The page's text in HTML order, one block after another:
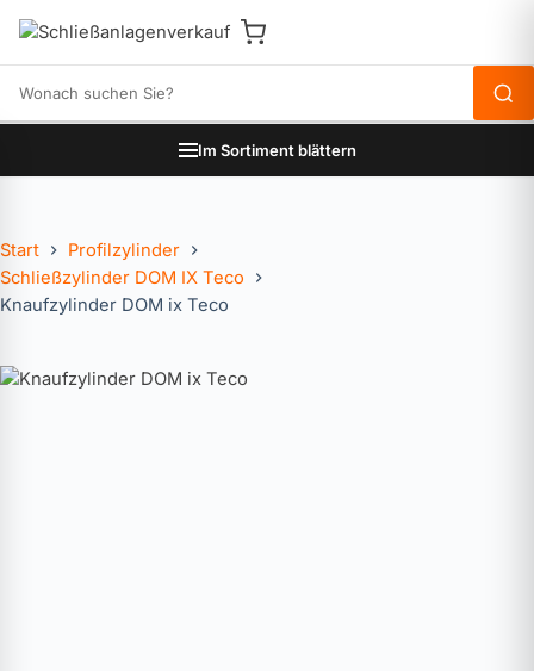
Im Sortiment blättern
Start
Profilzylinder
Schließzylinder DOM IX Teco
Knaufzylinder DOM ix Teco